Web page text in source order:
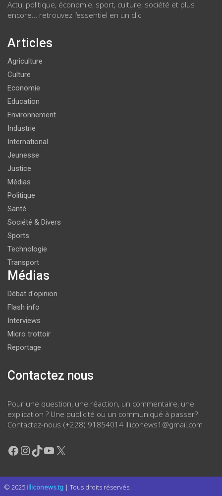
Actu, politique, économie, sport, culture, société et plus
encore… retrouvez l’essentiel en un clic.
Articles
Agriculture
Culture
Economie
Education
Environnement
Industrie
International
Jeunesse
Justice
Médias
Politique
Santé
Société & Divers
Sports
Technologie
Transport
Médias
Débat d'opinion
Flash info
Interviews
Micro trottoir
Reportage
Contactez nous
Pour une question, une réaction, un commentaire, une
explication ? Une publicité ou un communiqué à passer?
Contactez-nous (+228) 91854014 illiconews1@gmail.com
Facebook
Instagram
TikTok
YouTube
X
© 2025 illiconews.tg | Tous droits réservés.